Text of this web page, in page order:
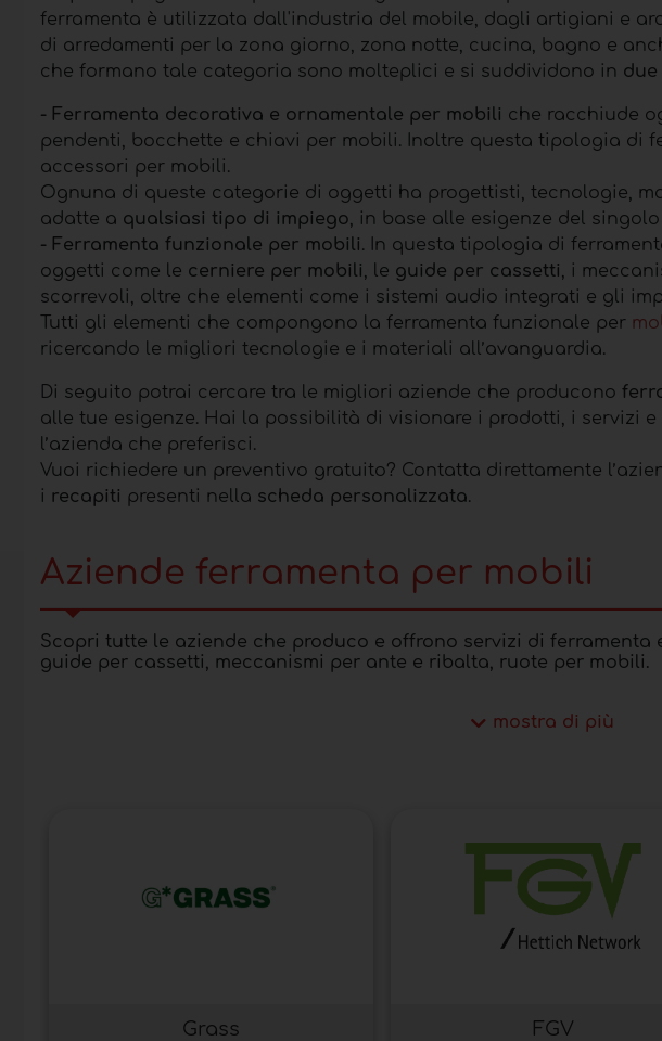
ferramenta è utilizzata dall'industria del mobile, dagli artigiani e
di arredamenti per la zona giorno, zona notte, cucina, bagno e
che formano tale categoria sono molteplici e si suddividono in due
- Ferramenta decorativa e ornamentale per mobili che racchiude
pendenti, bocchette e chiavi per mobili. Inoltre questa tipologia di
accessori per mobili.
Ognuna di queste categorie di oggetti ha progettisti, tecnologie,
adatte a qualsiasi tipo di impiego, in base alle esigenze del
- Ferramenta funzionale per mobili. In questa tipologia di
oggetti come le cerniere per mobili, le guide per cassetti, i
scorrevoli, oltre che elementi come i sistemi audio integrati e gli
Tutti gli elementi che compongono la ferramenta funzionale per
ricercando le migliori tecnologie e i materiali all’avanguardia.
Di seguito potrai cercare tra le migliori aziende che producono
alle tue esigenze. Hai la possibilità di visionare i prodotti, i servizi
l’azienda che preferisci.
Vuoi richiedere un preventivo gratuito? Contatta direttamente
i recapiti presenti nella scheda personalizzata.
Aziende ferramenta per mobili
Scopri tutte le aziende che produco e offrono servizi di ferramenta
guide per cassetti, meccanismi per ante e ribalta, ruote per mobili.
mostra di più
Grass FGV